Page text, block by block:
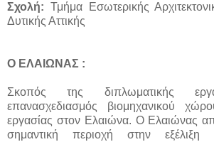
Σχολή: Τμήμα Εσωτερικής
Δυτικής Αττικής
Ο ΕΛΑΙΩΝΑΣ :
Σκοπός της διπλωματικής
επανασχεδιασμός βιομηχανικού
εργασίας στον Ελαιώνα. Ο Ελαιώνας
σημαντική περιοχή στην